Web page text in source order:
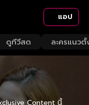
แอป
ดูทีวีสด ละครแนวตั้
Content นี้